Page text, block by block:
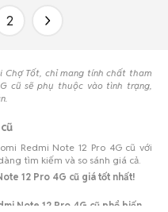
2
Tốt, chỉ mang tính chất tham
cũ sẽ phụ thuộc vào tình trạng,
Redmi Note 12 Pro 4G cũ với
tìm kiếm và so sánh giá cả.
12 Pro 4G cũ giá tốt nhất!
Note 12 Pro 4G cũ phổ biến